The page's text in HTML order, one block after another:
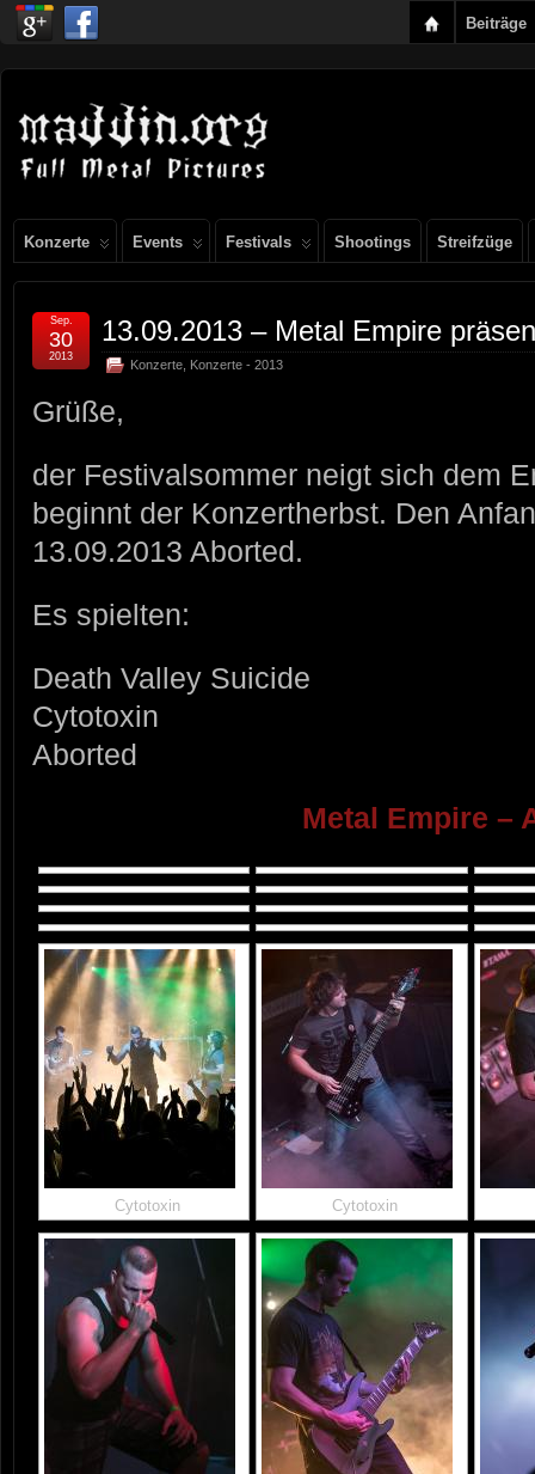
Beiträge
Konzerte Events Festivals Shootings Streifzüge
13.09.2013 – Metal Empire
Konzerte Konzerte - 2013
Sep.
30
2013
Grüße,
der Festivalsommer neigt sich dem
beginnt der Konzertherbst. Den
13.09.2013 Aborted.
Es spielten:
Death Valley Suicide
Cytotoxin
Aborted
Metal Empire –
Cytotoxin Cytotoxin